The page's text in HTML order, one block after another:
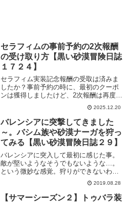
セラフィムの事前予約の2次報酬
の受け取り方【黒い砂漠冒険日誌
１７２４】
セラフィム実装記念報酬の受取は済みま
したか？事前予約の時に、最初のクーポ
ンは獲得しましたけど、2次報酬は再度確
認しに行かないと獲得できないので、忘
れないうちにどうぞです。セラフィム専
用のアクセサリーなので、ぜひとも手に
入れておきたいです。
2025.12.20
バレンシアに突撃してきました
～。バシム族や砂漠ナーガを狩っ
てみる【黒い砂漠冒険日誌２９】
バレンシアに突入して最初に感じた事。
敵が堅いようなそうでもないような…。
という微妙な感覚。狩りができないわけ
でもない。なら行くしかない。そんな気
分のままバレンシアのメインクエストを
少し進めてきました。
2019.08.28
【サマーシーズン２】トゥバラ装